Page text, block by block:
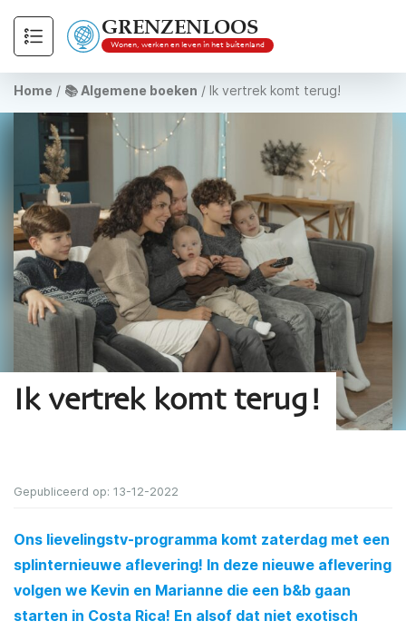
GRENZENLOOS
Wonen, werken en leven in het buitenland
Home / 📚 Algemene boeken / Ik vertrek komt terug!
Ik vertrek komt terug!
Gepubliceerd op: 13-12-2022
Ons lievelingstv-programma komt zaterdag met een
splinternieuwe aflevering! In deze nieuwe aflevering
volgen we Kevin en Marianne die een b&b gaan
starten in Costa Rica! En alsof dat niet exotisch